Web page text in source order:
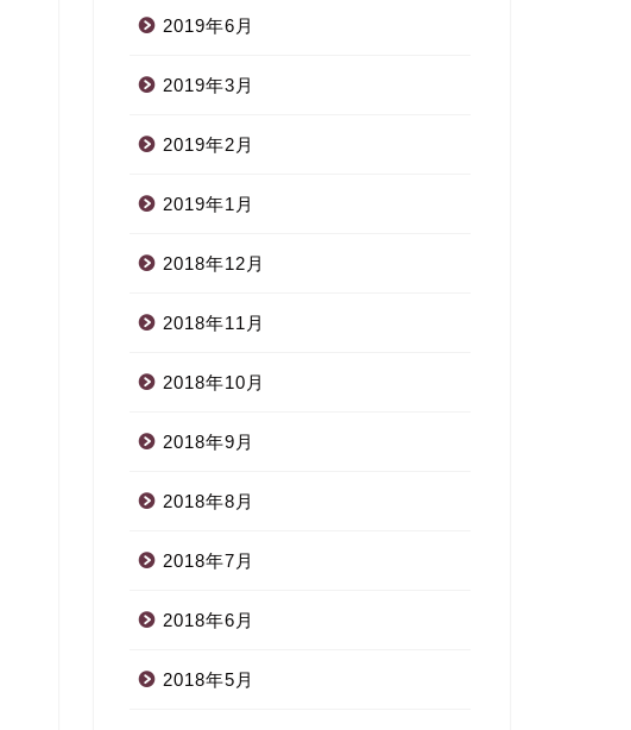
2019年6月
2019年3月
2019年2月
2019年1月
2018年12月
2018年11月
2018年10月
2018年9月
2018年8月
2018年7月
2018年6月
2018年5月